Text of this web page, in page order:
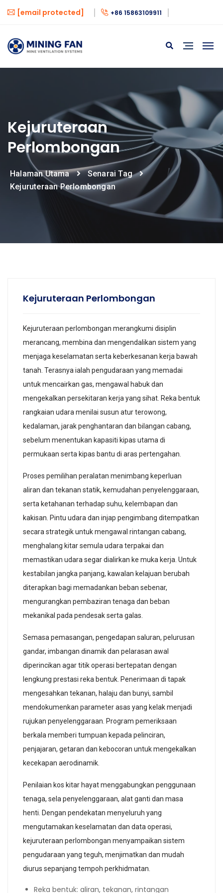
[email protected] +86 15863109911
Kejuruteraan
Perlombongan
Halaman Utama
Senarai Tag
Kejuruteraan Perlombongan
Kejuruteraan Perlombongan
Kejuruteraan perlombongan merangkumi disiplin
merancang, membina dan mengendalikan sistem yang
menjaga keselamatan serta keberkesanan kerja bawah
tanah. Terasnya ialah pengudaraan yang memadai
untuk mencairkan gas, mengawal habuk dan
mengekalkan persekitaran kerja yang sihat. Reka bentuk
rangkaian udara menilai susun atur terowong,
kedalaman, jarak penghantaran dan bilangan cabang,
sebelum menentukan kapasiti kipas utama di
permukaan serta kipas bantu di aras pertengahan.
Proses pemilihan peralatan menimbang keperluan
aliran dan tekanan statik, kemudahan penyelenggaraan,
serta ketahanan terhadap suhu, kelembapan dan
kakisan. Pintu udara dan injap pengimbang ditempatkan
secara strategik untuk mengawal rintangan cabang,
menghalang kitar semula udara terpakai dan
memastikan udara segar dialirkan ke muka kerja. Untuk
kestabilan jangka panjang, kawalan kelajuan berubah
diterapkan bagi memadankan beban sebenar,
mengurangkan pembaziran tenaga dan beban
mekanikal pada pendesak serta galas.
Semasa pemasangan, pengedapan saluran, pelurusan
gandar, imbangan dinamik dan pelarasan awal
diperincikan agar titik operasi bertepatan dengan
lengkung prestasi reka bentuk. Penerimaan di tapak
mengesahkan tekanan, halaju dan bunyi, sambil
mendokumenkan parameter asas yang kelak menjadi
rujukan penyelenggaraan. Program pemeriksaan
berkala memberi tumpuan kepada pelinciran,
penjajaran, getaran dan kebocoran untuk mengekalkan
kecekapan aerodinamik.
Penilaian kos kitar hayat menggabungkan penggunaan
tenaga, sela penyelenggaraan, alat ganti dan masa
henti. Dengan pendekatan menyeluruh yang
mengutamakan keselamatan dan data operasi,
kejuruteraan perlombongan menyampaikan sistem
pengudaraan yang teguh, menjimatkan dan mudah
diurus sepanjang tempoh perkhidmatan.
Reka bentuk: aliran, tekanan, rintangan